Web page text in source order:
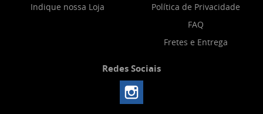
Indique nossa Loja
Política de Privacidade
FAQ
Fretes e Entrega
Redes Sociais